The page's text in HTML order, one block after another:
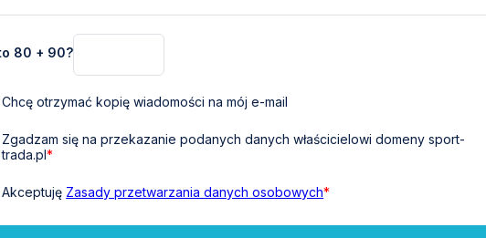
80 + 90?
Chcę otrzymać kopię wiadomości na mój e-mail
Zgadzam się na przekazanie podanych danych właścicielowi domeny sport-
trada.pl*
Akceptuję Zasady przetwarzania danych osobowych*